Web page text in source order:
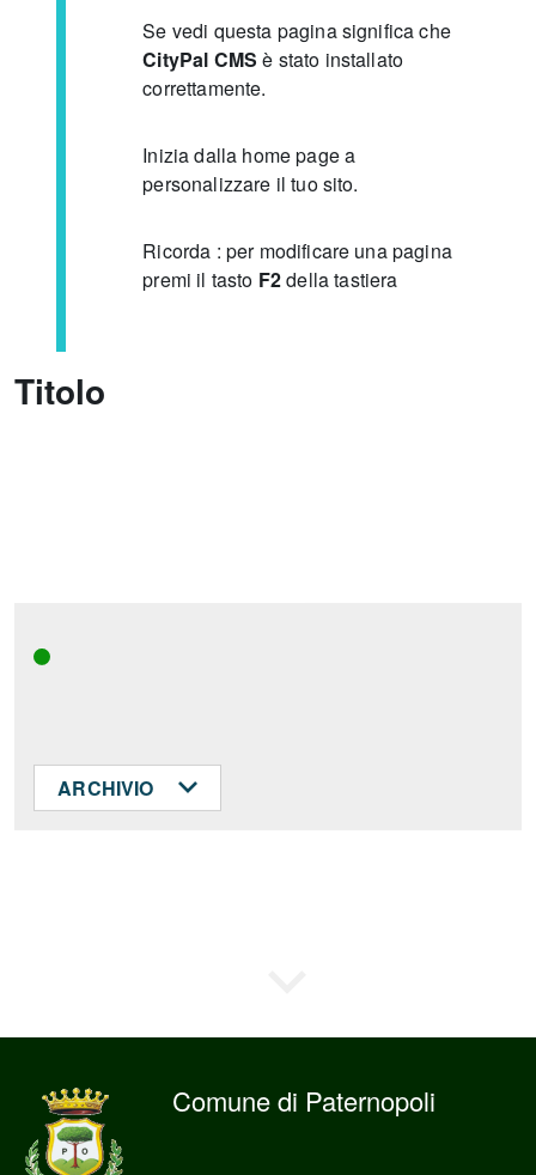
Se vedi questa pagina significa che
CityPal CMS è stato installato
correttamente.
Inizia dalla home page a
personalizzare il tuo sito.
Ricorda : per modificare una pagina
premi il tasto F2della tastiera
Titolo
ARCHIVIO
Comune di Paternopoli